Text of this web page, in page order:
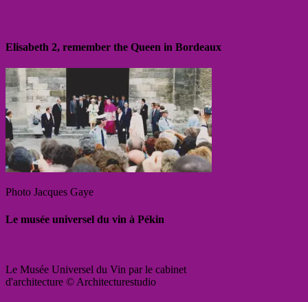
Elisabeth 2, remember the Queen in Bordeaux
Photo Jacques Gaye
Le musée universel du vin à Pékin
Le Musée Universel du Vin par le cabinet
d'architecture © Architecturestudio